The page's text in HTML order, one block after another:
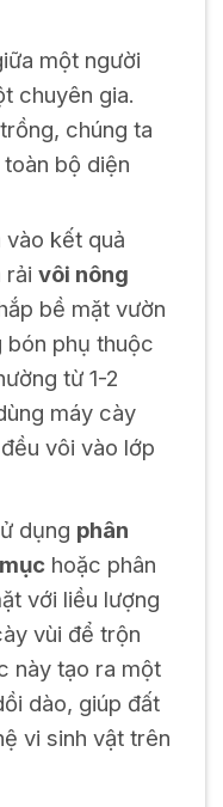
một người
chuyên gia.
chúng ta
bộ diện
vào kết quả
rải vôi nông
bề mặt vườn
bón phụ thuộc
từ 1-2
máy cày
vôi vào lớp
dụng phân
hoặc phân
với liều lượng
vùi để trộn
này tạo ra một
dào, giúp đất
vi sinh vật trên